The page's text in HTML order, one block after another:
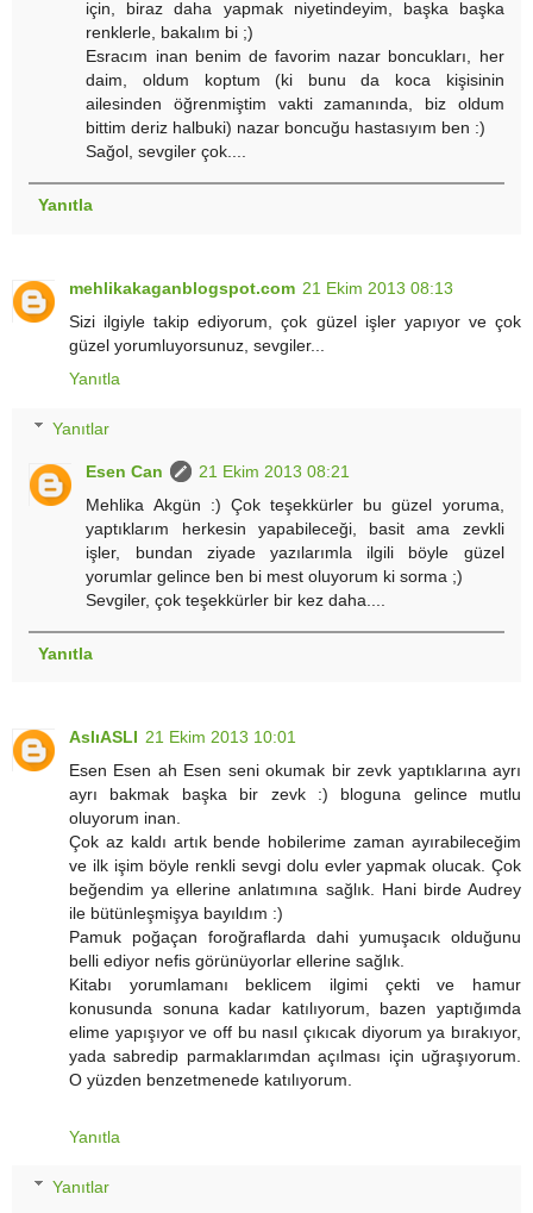
için, biraz daha yapmak niyetindeyim, başka başka
renklerle, bakalım bi ;)
Esracım inan benim de favorim nazar boncukları, her
daim, oldum koptum (ki bunu da koca kişisinin
ailesinden öğrenmiştim vakti zamanında, biz oldum
bittim deriz halbuki) nazar boncuğu hastasıyım ben :)
Sağol, sevgiler çok....
Yanıtla
mehlikakaganblogspot.com 21 Ekim 2013 08:13
Sizi ilgiyle takip ediyorum, çok güzel işler yapıyor ve çok
güzel yorumluyorsunuz, sevgiler...
Yanıtla
Yanıtlar
Esen Can
21 Ekim 2013 08:21
Mehlika Akgün :) Çok teşekkürler bu güzel yoruma,
yaptıklarım herkesin yapabileceği, basit ama zevkli
işler, bundan ziyade yazılarımla ilgili böyle güzel
yorumlar gelince ben bi mest oluyorum ki sorma ;)
Sevgiler, çok teşekkürler bir kez daha....
Yanıtla
AslıASLI 21 Ekim 2013 10:01
Esen Esen ah Esen seni okumak bir zevk yaptıklarına ayrı
ayrı bakmak başka bir zevk :) bloguna gelince mutlu
oluyorum inan.
Çok az kaldı artık bende hobilerime zaman ayırabileceğim
ve ilk işim böyle renkli sevgi dolu evler yapmak olucak. Çok
beğendim ya ellerine anlatımına sağlık. Hani birde Audrey
ile bütünleşmişya bayıldım :)
Pamuk poğaçan foroğraflarda dahi yumuşacık olduğunu
belli ediyor nefis görünüyorlar ellerine sağlık.
Kitabı yorumlamanı beklicem ilgimi çekti ve hamur
konusunda sonuna kadar katılıyorum, bazen yaptığımda
elime yapışıyor ve off bu nasıl çıkıcak diyorum ya bırakıyor,
yada sabredip parmaklarımdan açılması için uğraşıyorum.
O yüzden benzetmenede katılıyorum.
Yanıtla
Yanıtlar